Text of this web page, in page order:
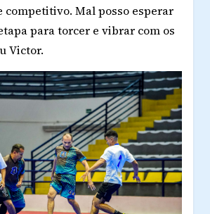
competitivo. Mal posso esperar
para torcer e vibrar com os
Victor.